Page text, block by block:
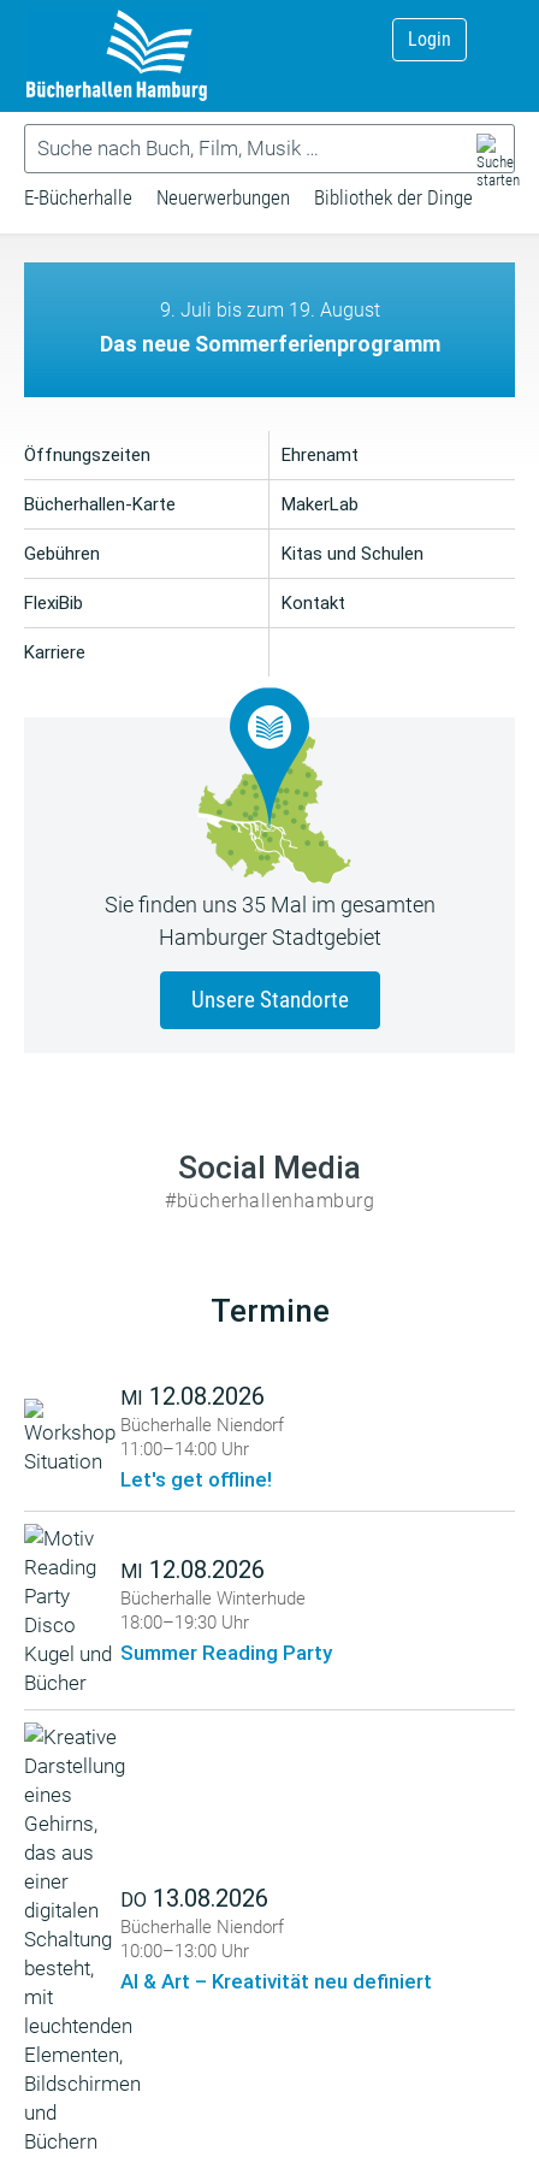
Login
E-Bücherhalle Neuerwerbungen Bibliothek der Dinge
9. Juli bis zum 19. August
Das neue Sommerferienprogramm
Öffnungszeiten
Bücherhallen-Karte
Gebühren
FlexiBib
Karriere
Ehrenamt
MakerLab
Kitas und Schulen
Kontakt
Sie finden uns 35 Mal im gesamten
Hamburger Stadtgebiet
Unsere Standorte
Social Media
#bücherhallenhamburg
Termine
MI 12.08.2026
Bücherhalle Niendorf
11:00–14:00 Uhr
Let's get offline!
MI 12.08.2026
Bücherhalle Winterhude
18:00–19:30 Uhr
Summer Reading Party
DO 13.08.2026
Bücherhalle Niendorf
10:00–13:00 Uhr
AI & Art – Kreativität neu definiert